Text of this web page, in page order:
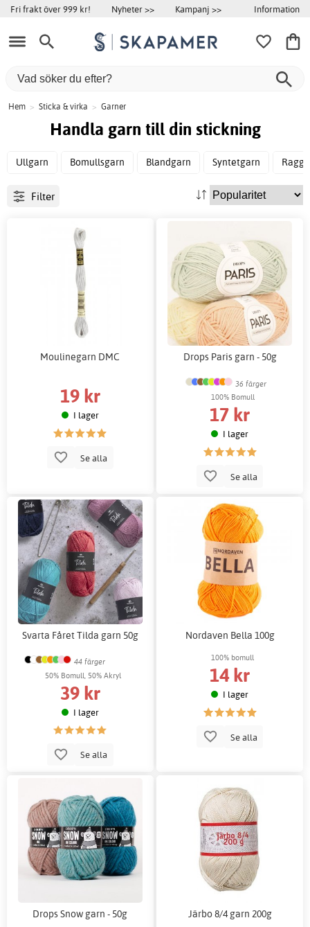
Fri frakt över 999 kr! Nyheter >> Kampanj >> Information
Hem > Sticka & virka > Garner
Handla garn till din stickning
Ullgarn Bomullsgarn Blandgarn Syntetgarn
Filter
Moulinegarn DMC
19 kr
I lager
Se alla
Drops Paris garn - 50g
36 färger
100% Bomull
17 kr
I lager
Se alla
Svarta Fåret Tilda garn 50g
44 färger
50% Bomull, 50% Akryl
39 kr
I lager
Se alla
Nordaven Bella 100g
100% bomull
14 kr
I lager
Se alla
Drops Snow garn - 50g Järbo 8/4 garn 200g